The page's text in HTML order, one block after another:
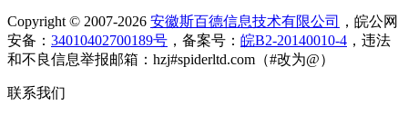
Copyright © 2007-2026 安徽斯百德信息技术有限公司
，皖公网
安备： 34010402700189号 ，备案号： 皖B2-20140010-4 ，违法
和不良信息举报邮箱：hzj#spiderltd.com（#改为@）
联系我们